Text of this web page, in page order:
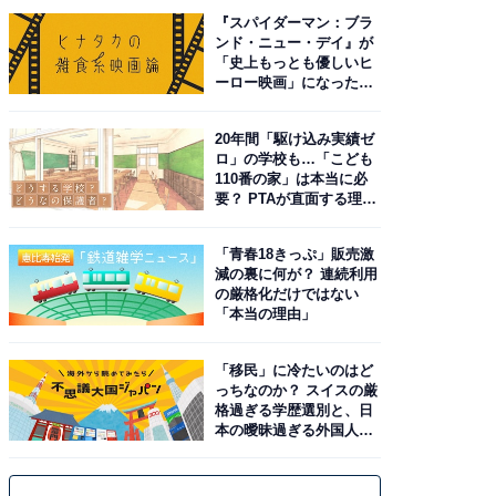
『スパイダーマン：ブラ
ンド・ニュー・デイ』が
「史上もっとも優しいヒ
ーロー映画」になった理
20年間「駆け込み実績ゼ
ロ」の学校も…「こども
110番の家」は本当に必
要？ PTAが直面する理想
「青春18きっぷ」販売激
減の裏に何が？ 連続利用
の厳格化だけではない
「本当の理由」
「移民」に冷たいのはど
っちなのか？ スイスの厳
格過ぎる学歴選別と、日
本の曖昧過ぎる外国人政